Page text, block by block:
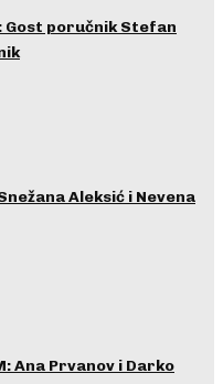
Gost poručnik Stefan
Aleksić i Nevena
Ana Prvanov i Darko